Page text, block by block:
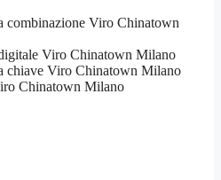
combinazione Viro Chinatown
Viro Chinatown Milano
chiave Viro Chinatown Milano
Chinatown Milano